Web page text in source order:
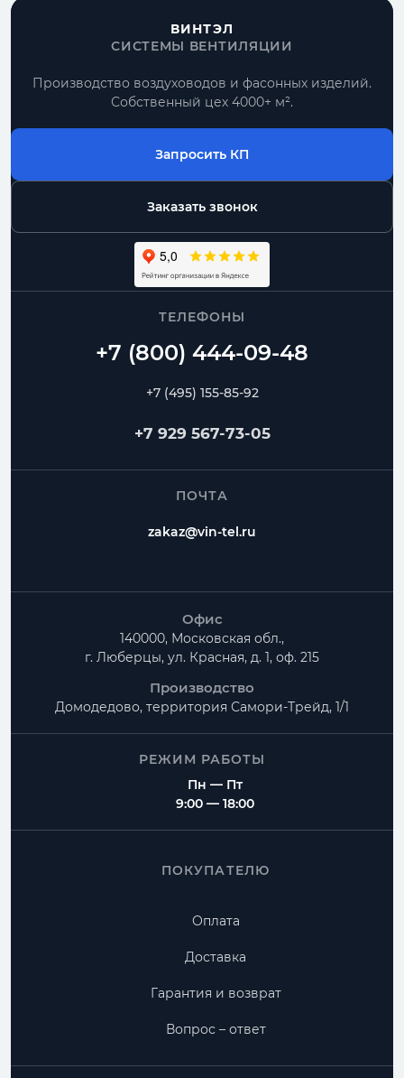
ВИНТЭЛ
СИСТЕМЫ ВЕНТИЛЯЦИИ
Производство воздуховодов и фасонных изделий.
Собственный цех 4000+ м².
Запросить КП
Заказать звонок
ТЕЛЕФОНЫ
+7 (495) 155-85-92
+7 929 567-73-05
ПОЧТА
zakaz@vin-tel.ru
Офис
140000, Московская обл.,
г. Люберцы, ул. Красная, д. 1, оф. 215
Производство
Домодедово, территория Самори-Трейд, 1/1
РЕЖИМ РАБОТЫ
Пн — Пт
9:00 — 18:00
ПОКУПАТЕЛЮ
Оплата
Доставка
Гарантия и возврат
Вопрос – ответ